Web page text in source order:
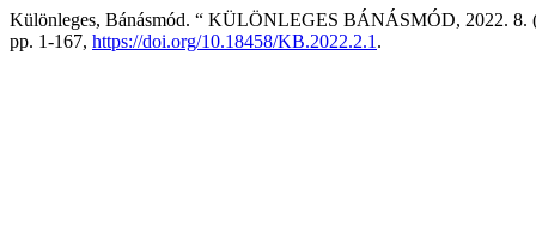
Különleges, Bánásmód. “ KÜLÖNLEGES BÁNÁSMÓD, 2022. 8.
pp. 1-167, https://doi.org/10.18458/KB.2022.2.1 .